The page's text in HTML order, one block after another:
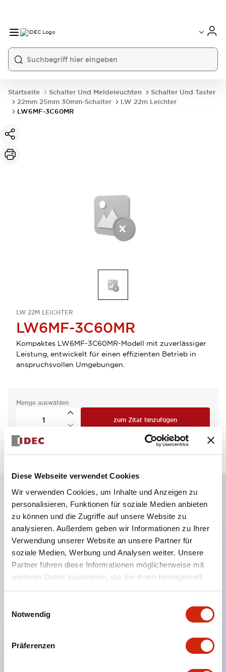
Diese Webseite verwendet Cookies
Wir verwenden Cookies, um Inhalte und Anzeigen zu
personalisieren, Funktionen für soziale Medien anbieten
zu können und die Zugriffe auf unsere Website zu
analysieren. Außerdem geben wir Informationen zu Ihrer
Verwendung unserer Website an unsere Partner für
soziale Medien, Werbung und Analysen weiter. Unsere
Partner führen diese Informationen möglicherweise mit
weiteren Daten zusammen, die Sie ihnen bereitgestellt
haben oder die sie im Rahmen Ihrer Nutzung der Dienste
Notwendig
Präferenzen
Startseite Schalter Und Meldeleuchten
Schalter Und Taster
22mm 25mm 30mm-Schalter
LW 22m Leichter
LW6MF-3C60MR
LW 22M LEICHTER
LW6MF-3C60MR
Kompaktes LW6MF-3C60MR-Modell mit zuverlässiger
Leistung, entwickelt für einen effizienten Betrieb in
anspruchsvollen Umgebungen.
Menge auswählen
zum Zitat hinzufügen
Hauptmerkmale
Eine dichte Montage in Gruppen ist möglich, und
das An- und Abstecken der Kontakt-Einheit ist
auch bei der dichten Montage in Gruppen einfach
durchführbar.
das An- und Abnehmen des Verriegelungshebels.
Schutzart ist Spritzwassergeschützt, IP65 (IEC
60529). (Der Summer ist geschlossen ausgeführt)